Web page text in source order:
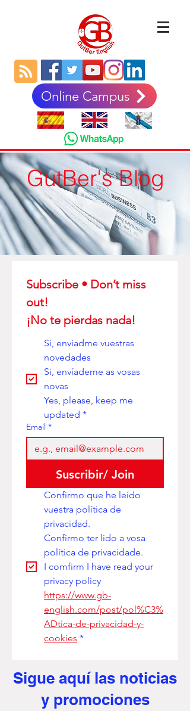
Online Campus
GutBer's Blog
Subscribe • Don’t miss
¡No te pierdas nada!
Sí, enviadme vuestras
novedades
Si, envíademe as vosas
novas
Yes, please, keep me
updated *
Email *
Suscribir/ Join
Confirmo que he leído
vuestra política de
Confirmo ter lido a vosa
I comfirm I have read your
privacy policy
https://www.gb-
english.com/post/pol%C3%
ADtica-de-privacidad-y-
cookies *
Sigue aquílas noticias
y promociones